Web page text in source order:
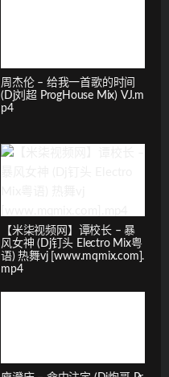
周杰伦 – 给我一首歌的时间
(Dj刘超 ProgHouse Mix) VJ.m
p4
【米柒视频网】谭校长 – 暴
风女神 (Dj钉头 Electro Mix粤
语) 热舞vj [www.mqmix.com].
mp4